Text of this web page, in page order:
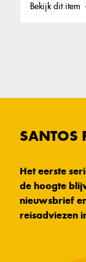
Bekijk dit item
SANTOS
Het eerste
de hoogte
nieuwsbrief
reisadviezen